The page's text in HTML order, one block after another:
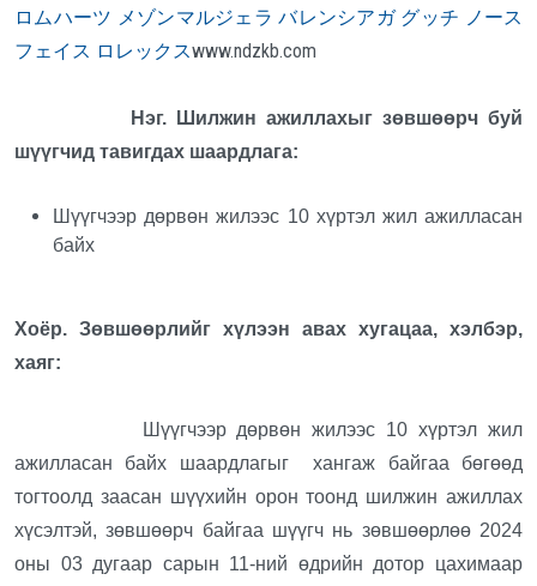
ロムハーツ メゾンマルジェラ バレンシアガ グッチ ノース
フェイス ロレックスwww.ndzkb.com
Нэг. Шилжин ажиллахыг зөвшөөрч буй
шүүгчид тавигдах шаардлага:
Шүүгчээр дөрвөн жилээс 10 хүртэл жил ажилласан
байх
Хоёр. Зөвшөөрлийг хүлээн авах хугацаа, хэлбэр,
хаяг:
Шүүгчээр дөрвөн жилээс 10 хүртэл жил
ажилласан байх шаардлагыг хангаж байгаа бөгөөд
тогтоолд заасан шүүхийн орон тоонд шилжин ажиллах
хүсэлтэй, зөвшөөрч байгаа шүүгч нь зөвшөөрлөө 2024
оны 03 дугаар сарын 11-ний өдрийн дотор цахимаар